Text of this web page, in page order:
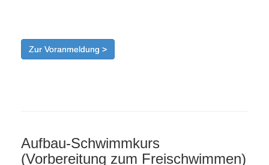
Zur Voranmeldung >
Aufbau-Schwimmkurs
(Vorbereitung zum Freischwimmen)